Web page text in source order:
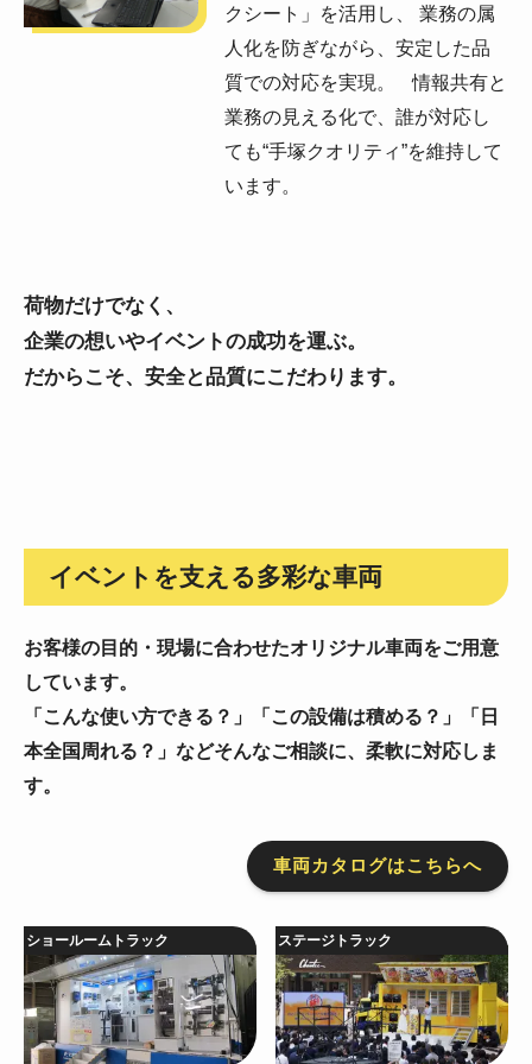
クシート」を活用し、 業務の属
人化を防ぎながら、安定した品
質での対応を実現。 情報共有と
業務の見える化で、誰が対応し
ても“手塚クオリティ”を維持して
います。
荷物だけでなく、
企業の想いやイベントの成功を運ぶ。
だからこそ、安全と品質にこだわります。
イベントを支える多彩な車両
お客様の目的・現場に合わせたオリジナル車両をご用意
しています。
「こんな使い方できる？」「この設備は積める？」「日
本全国周れる？」などそんなご相談に、柔軟に対応しま
す。
車両カタログはこちらへ
ショールームトラック ステージトラック